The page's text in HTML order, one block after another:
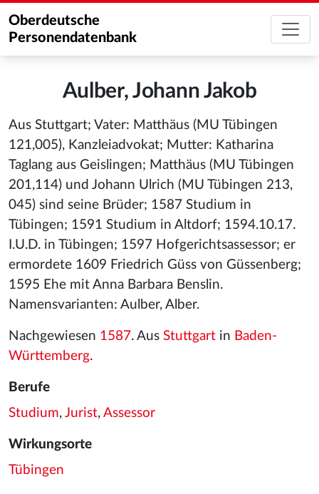
Oberdeutsche
Personendatenbank
Aulber, Johann Jakob
Aus Stuttgart; Vater: Matthäus (MU Tübingen
121,005), Kanzleiadvokat; Mutter: Katharina
Taglang aus Geislingen; Matthäus (MU Tübingen
201,114) und Johann Ulrich (MU Tübingen 213,
045) sind seine Brüder; 1587 Studium in
Tübingen; 1591 Studium in Altdorf; 1594.10.17.
I.U.D. in Tübingen; 1597 Hofgerichtsassessor; er
ermordete 1609 Friedrich Güss von Güssenberg;
1595 Ehe mit Anna Barbara Benslin.
Namensvarianten: Aulber, Alber.
Nachgewiesen 1587. Aus Stuttgart in Baden-
Württemberg.
Berufe
Studium, Jurist, Assessor
Wirkungsorte
Tübingen